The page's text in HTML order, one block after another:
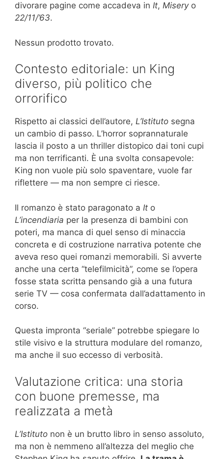
divorare pagine come accadeva in It, Miseryo
22/11/’63.
Nessun prodotto trovato.
Contesto editoriale: un King
diverso, più politico che
orrorifico
Rispetto ai classici dell’autore, L’Istituto segna
un cambio di passo. L’horror soprannaturale
lascia il posto a un thriller distopico dai toni cupi
ma non terrificanti. È una svolta consapevole:
King non vuole più solo spaventare, vuole far
riflettere — ma non sempre ci riesce.
Il romanzo è stato paragonato a It o
L’incendiaria per la presenza di bambini con
poteri, ma manca di quel senso di minaccia
concreta e di costruzione narrativa potente che
aveva reso quei romanzi memorabili. Si avverte
anche una certa “telefilmicità”, come se l’opera
fosse stata scritta pensando già a una futura
serie TV — cosa confermata dall’adattamento in
corso.
Questa impronta “seriale” potrebbe spiegare lo
stile visivo e la struttura modulare del romanzo,
ma anche il suo eccesso di verbosità.
Valutazione critica: una storia
con buone premesse, ma
realizzata a metà
L’Istituto non è un brutto libro in senso assoluto,
ma non è nemmeno all’altezza del meglio che